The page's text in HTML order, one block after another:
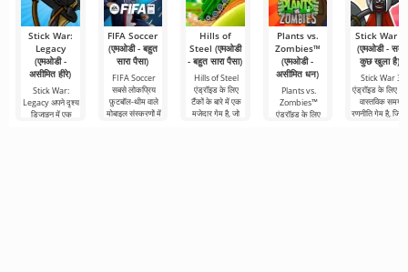
Stick War:
Legacy
(एमओडी -
असीमित हीरे)
Stick War:
Legacy अपने दृश्य
डिजाइन में एक
FIFA Soccer
(एमओडी - बहुत
सारा पैसा)
FIFA Soccer
सबसे लोकप्रिय
फ़ुटबॉल-थीम वाले
मोबाइल संस्करणों में
Hills of
Steel (एमओडी
- बहुत सारा पैसा)
Hills of Steel
एंड्रॉइड के लिए
टैंकों के बारे में एक
मजेदार गेम है, जो
Plants vs.
Zombies™
(एमओडी -
असीमित धन)
Plants vs.
Zombies™
एंड्रॉइड के लिए
Stick War 3
(एमओडी - सब
कुछ खुला है)
Stick War 3
एंड्रॉइड के लिए
वास्तविक समय
रणनीति गेम है,